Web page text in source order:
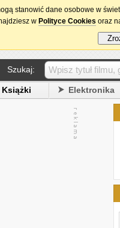
DataPremiery.pl
Szukaj:
Książki Elektronika
stanowić dane osobowe w
w Polityce Cookies oraz